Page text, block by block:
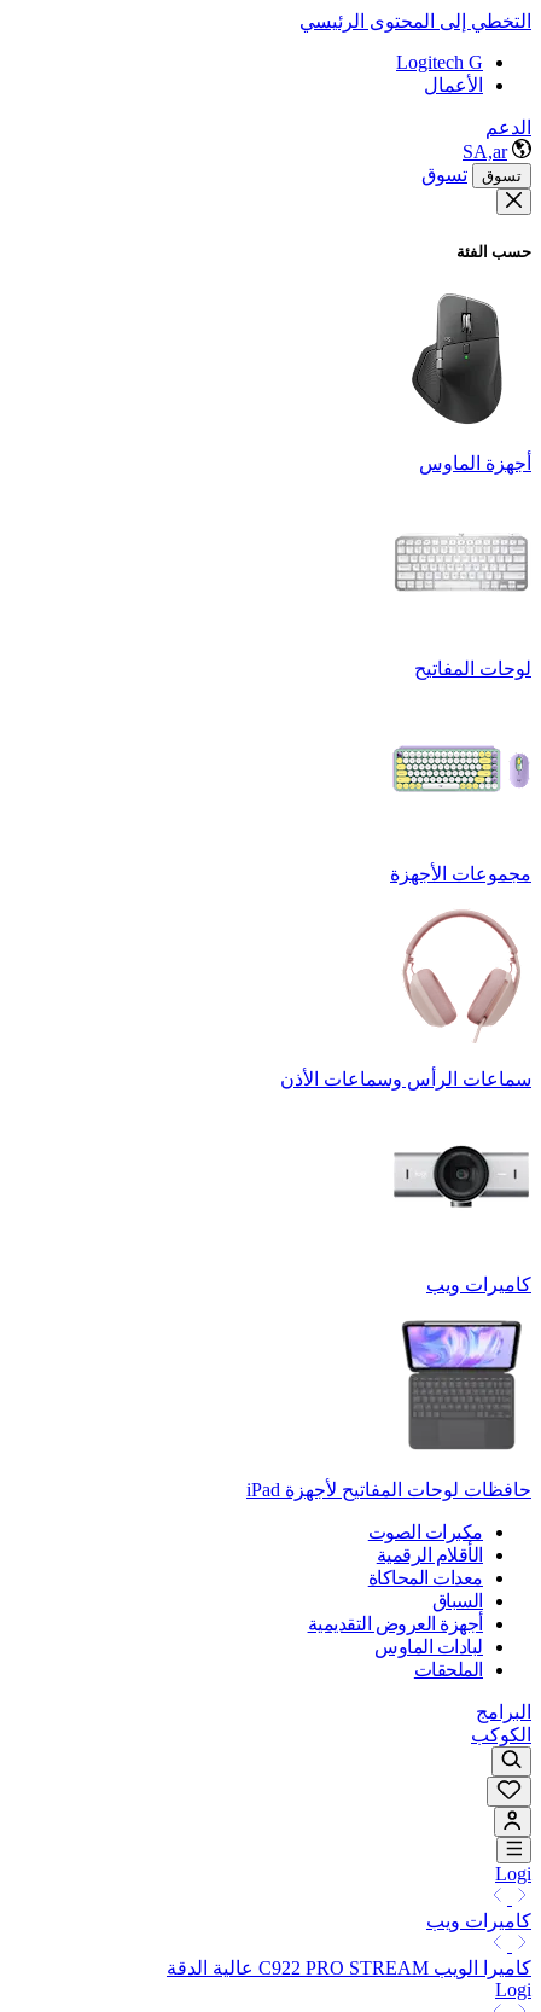
التخطي إلى المحتوى الرئيسي
Logitech G
الأعمال
الدعم
SA,ar
تسوق تسوق
حسب الفئة
أجهزة الماوس
لوحات المفاتيح
مجموعات الأجهزة
سماعات الرأس وسماعات الأذن
كاميرات ويب
حافظات لوحات المفاتيح لأجهزة ‏iPad
مكبرات الصوت
الأقلام الرقمية
معدات المحاكاة
السباق
أجهزة العروض التقديمية
لبادات الماوس
الملحقات
البرامج
الكوكب
Logi
كاميرات ويب
كاميرا الويب C922 PRO STREAM عالية الدقة
Logi